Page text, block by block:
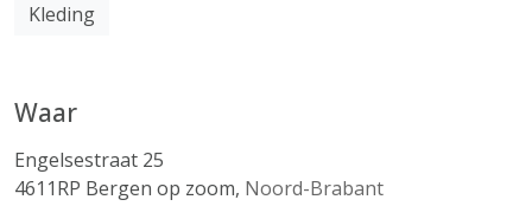
Kleding
Waar
Engelsestraat 25
4611RP Bergen op zoom, Noord-Brabant